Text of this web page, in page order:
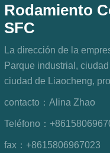
Rodamiento
SFC
La dirección de la
Parque industrial,
ciudad de Liaocheng,
contacto： Alina Zhao
Teléfono：
fax： +8615806967023